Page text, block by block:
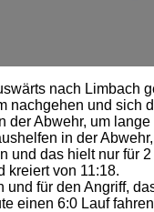
nach Limbach
nachgehen und sich
Abwehr, um
in der
das hielt nur
kreiert von 11:18.
für den Angriff,
einen 6:0 Lauf